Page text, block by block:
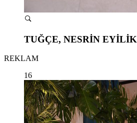
TUĞÇE, NESRİN EYİLİK
REKLAM
16